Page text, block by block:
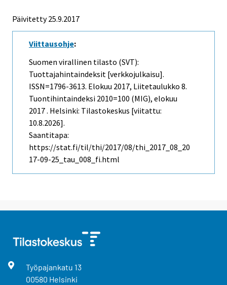
Päivitetty 25.9.2017
Viittausohje:
Suomen virallinen tilasto (SVT):
Tuottajahintaindeksit [verkkojulkaisu].
ISSN=1796-3613. Elokuu 2017, Liitetaulukko 8.
Tuontihintaindeksi 2010=100 (MIG), elokuu
2017 . Helsinki: Tilastokeskus [viitattu:
10.8.2026].
Saantitapa:
https://stat.fi/til/thi/2017/08/thi_2017_08_20
17-09-25_tau_008_fi.html
Työpajankatu 13
00580 Helsinki